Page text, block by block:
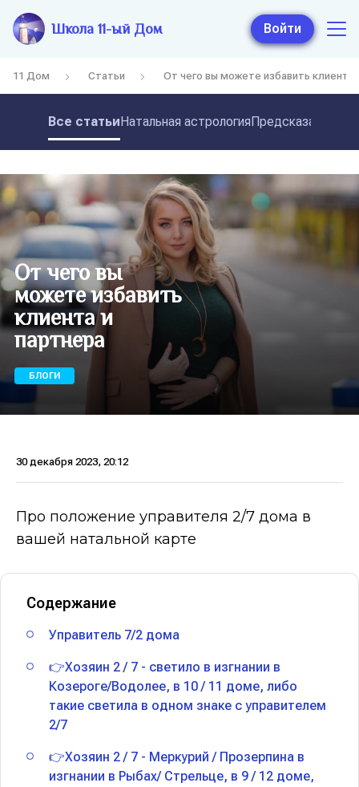
Школа 11-ый Дом Войти
11 Дом Статьи От чего вы можете избавить клиента
Все статьиНатальная астрология
От чего вы
можете избавить
клиента и
партнера
БЛОГИ
30 декабря 2023, 20:12
Про положение управителя 2/7 дома в
вашей натальной карте
Содержание
Управитель 7/2 дома
👉Хозяин 2 / 7 - светило в изгнании в
Козероге/Водолее, в 10 / 11 доме, либо
такие светила в одном знаке с управителем
2/7
👉Хозяин 2 / 7 - Меркурий / Прозерпина в
изгнании в Рыбах/ Стрельце, в 9 / 12 доме,